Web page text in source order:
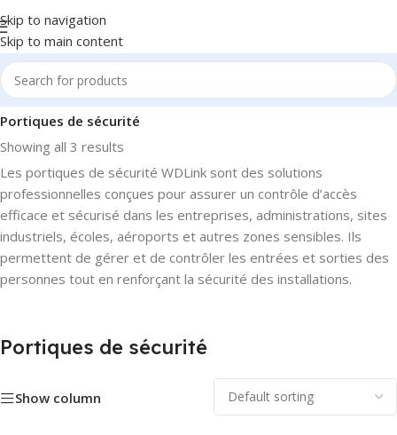
Skip to navigation
Skip to main content
Home/Accès & Présence/Contrôle d'accès/
Portiques de sécurité
Showing all 3 results
Les portiques de sécurité WDLink sont des solutions
professionnelles conçues pour assurer un contrôle d’accès
efficace et sécurisé dans les entreprises, administrations, sites
industriels, écoles, aéroports et autres zones sensibles. Ils
permettent de gérer et de contrôler les entrées et sorties des
personnes tout en renforçant la sécurité des installations.
Portiques de sécurité
Show column